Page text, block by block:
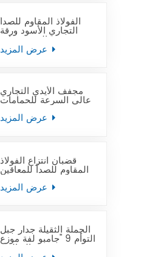
الفولاذ المقاوم للصدأ
التجاري الأسود ورقة
منشفة اليد موزعات
مجفف الأيدي التجاري
عالي السرعة للحمامات
قضبان انتزاع الفولاذ
المقاوم للصدأ للمعاقين
الجملة الثقيلة جدار جبل
التوأم 9 "جامبو لفة موزع
ورق التواليت